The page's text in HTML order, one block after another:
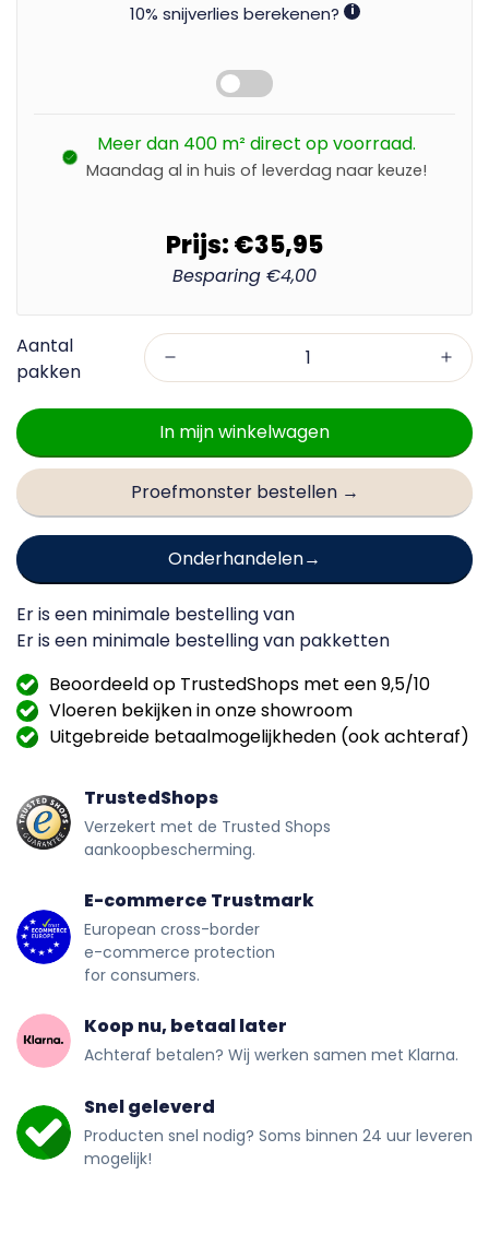
10% snijverlies berekenen? i
Meer dan 400 m² direct op voorraad.
Maandag al in huis of leverdag naar keuze!
Prijs:€35,95
Besparing €4,00
In mijn winkelwagen
Proefmonster bestellen →
Onderhandelen
Er is een minimale bestelling van
Er is een minimale bestelling van pakketten
Beoordeeld op TrustedShops met een 9,5/10
Vloeren bekijken in onze showroom
Uitgebreide betaalmogelijkheden (ook achteraf)
TrustedShops
Verzekert met de Trusted Shops
aankoopbescherming.
E-commerce Trustmark
European cross-border
e-commerce protection
for consumers.
Koop nu, betaal later
Achteraf betalen? Wij werken samen met Klarna.
Snel geleverd
Producten snel nodig? Soms binnen 24 uur leveren
mogelijk!